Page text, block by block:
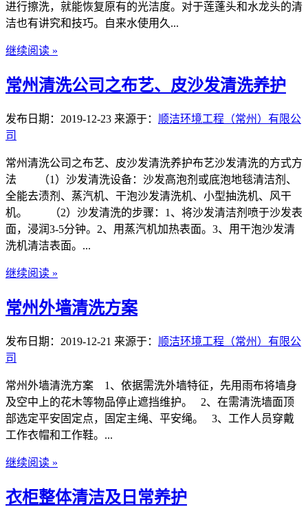
进行擦洗，就能恢复原有的光洁度。对于莲蓬头和水龙头的清
洁也有讲究和技巧。自来水使用久...
继续阅读 »
常州清洗公司之布艺、皮沙发清洗养护
发布日期：2019-12-23 来源于： 顺洁环境工程（常州）有限公
司
常州清洗公司之布艺、皮沙发清洗养护布艺沙发清洗的方式方
法 （1）沙发清洗设备：沙发高泡剂或底泡地毯清洁剂、
全能去渍剂、蒸汽机、干泡沙发清洗机、小型抽洗机、风干
机。 （2）沙发清洗的步骤：1、将沙发清洁剂喷于沙发表
面，浸润3-5分钟。2、用蒸汽机加热表面。3、用干泡沙发清
洗机清洁表面。...
继续阅读 »
常州外墙清洗方案
发布日期：2019-12-21 来源于： 顺洁环境工程（常州）有限公
司
常州外墙清洗方案 1、依据需洗外墙特征，先用雨布将墙身
及空中上的花木等物品停止遮挡维护。 2、在需清洗墙面顶
部选定平安固定点，固定主绳、平安绳。 3、工作人员穿戴
工作衣帽和工作鞋。...
继续阅读 »
衣柜整体清洁及日常养护